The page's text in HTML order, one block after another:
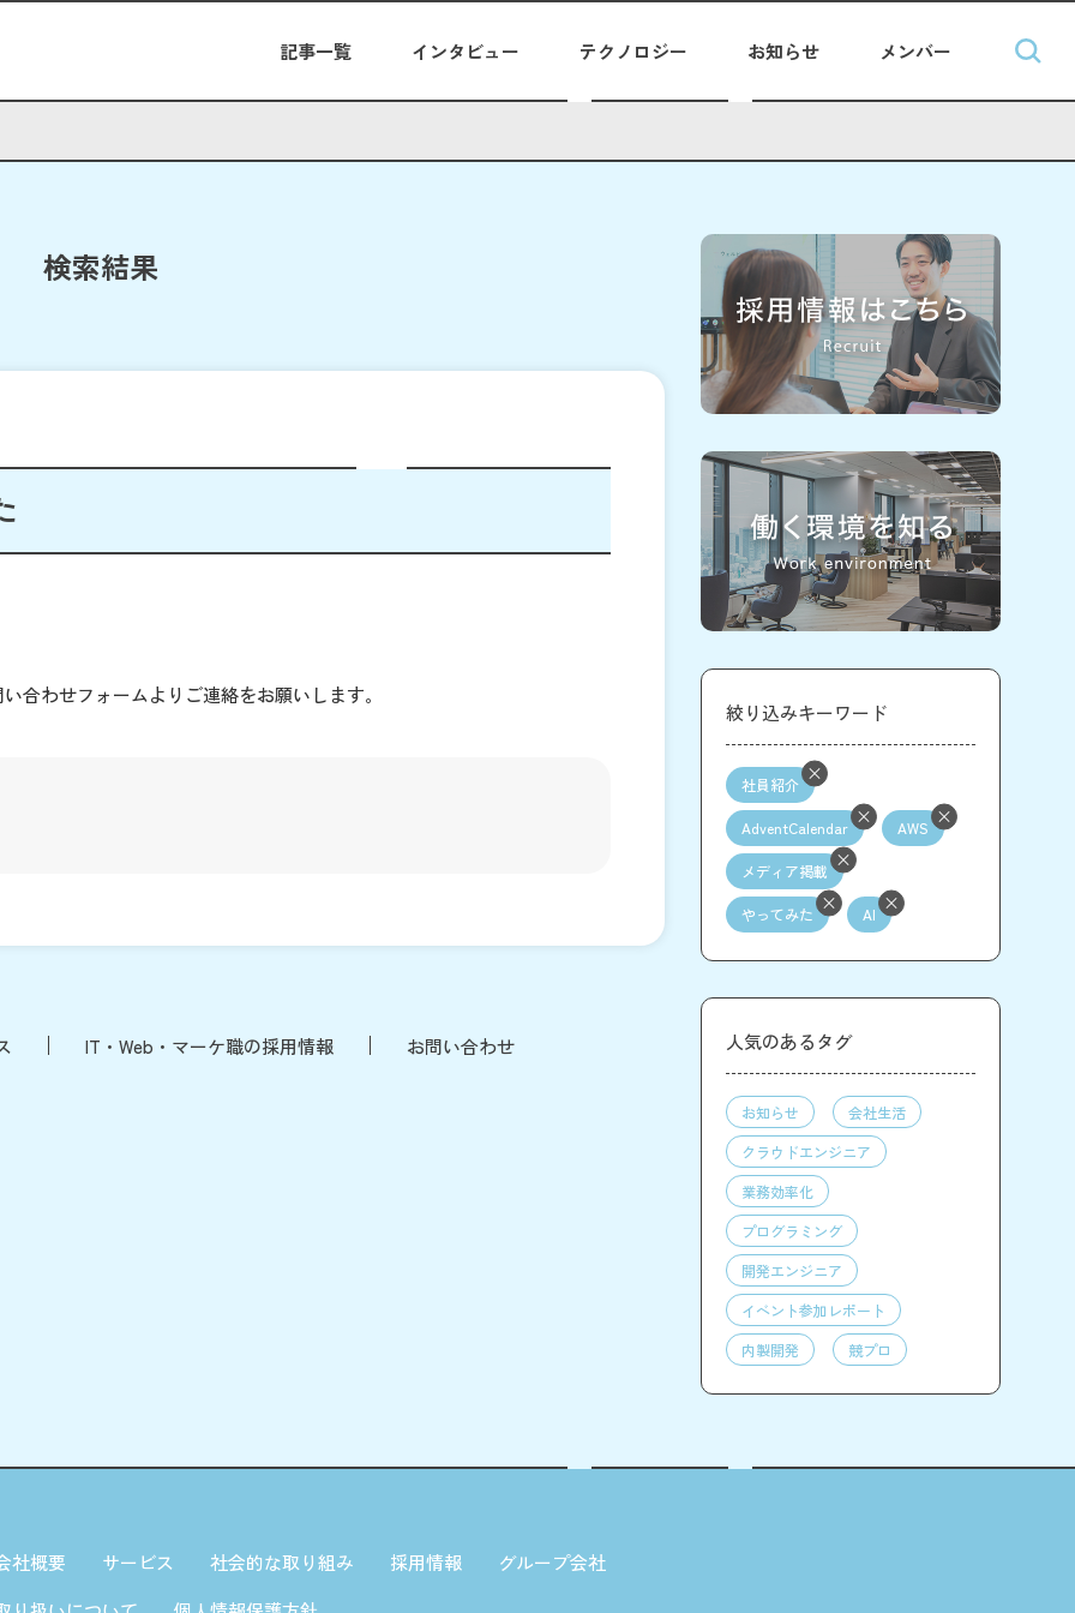
記事一覧 インタビュー テクノロジー お知らせ メンバー
検索結果
合わせフォームよりご連絡をお願いします。
IT・Web・マーケ職の採用情報 お問い合わせ
絞り込みキーワード
社員紹介
AdventCalendar AWS
メディア掲載
やってみた AI
人気のあるタグ
お知らせ
会社生活
クラウドエンジニア
業務効率化
プログラミング
開発エンジニア
イベント参加レポート
内製開発
競プロ
社概要 サービス 社会的な取り組み 採用情報
グループ会社